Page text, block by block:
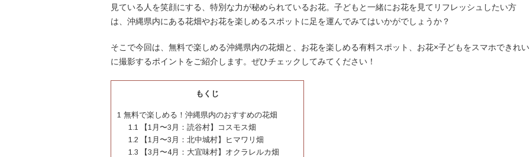
見ている人を笑顔にする、特別な力が秘められているお花。子どもと一緒にお花を見てリフレッシュしたい方
は、沖縄県内にある花畑やお花を楽しめるスポットに足を運んでみてはいかがでしょうか？
そこで今回は、無料で楽しめる沖縄県内の花畑と、お花を楽しめる有料スポット、お花×子どもをスマホできれい
に撮影するポイントをご紹介します。ぜひチェックしてみてください！
もくじ
1 無料で楽しめる！沖縄県内のおすすめの花畑
1.1
【1月〜3月：読谷村】コスモス畑
1.2 【1月〜3月：北中城村】ヒマワリ畑
1.3 【3月〜4月：大宜味村】オクラレルカ畑